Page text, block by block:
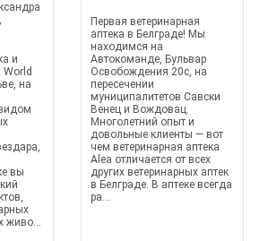
и
World
на
вы
живо...
Первая ветеринарная
аптека в Белграде! Мы
находимся на
Автокоманде, Бульвар
Освобождения 20с, на
пересечении
муниципалитетов Савски
Венец и Вождовац.
Многолетний опыт и
довольные клиенты — вот
чем ветеринарная аптека
Alea отличается от всех
других ветеринарных аптек
в Белграде. В аптеке всегда
ра...